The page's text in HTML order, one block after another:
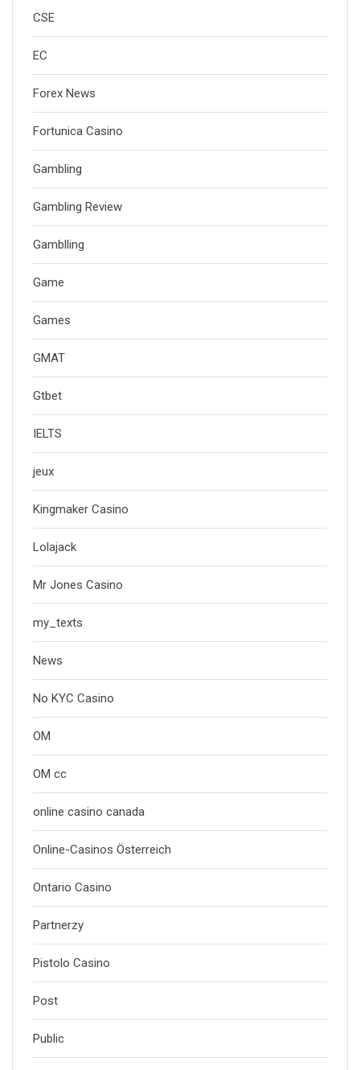
CSE
EC
Forex News
Fortunica Casino
Gambling
Gambling Review
Gamblling
Game
Games
GMAT
Gtbet
IELTS
jeux
Kingmaker Casino
Lolajack
Mr Jones Casino
my_texts
News
No KYC Casino
OM
OM cc
online casino canada
Online-Casinos Österreich
Ontario Casino
Partnerzy
Pistolo Casino
Post
Public